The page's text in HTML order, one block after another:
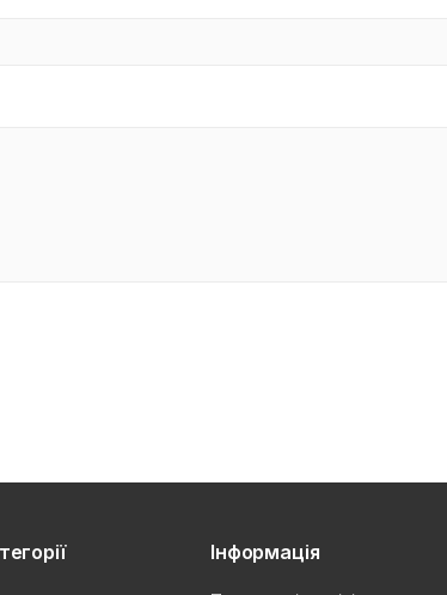
Інформація